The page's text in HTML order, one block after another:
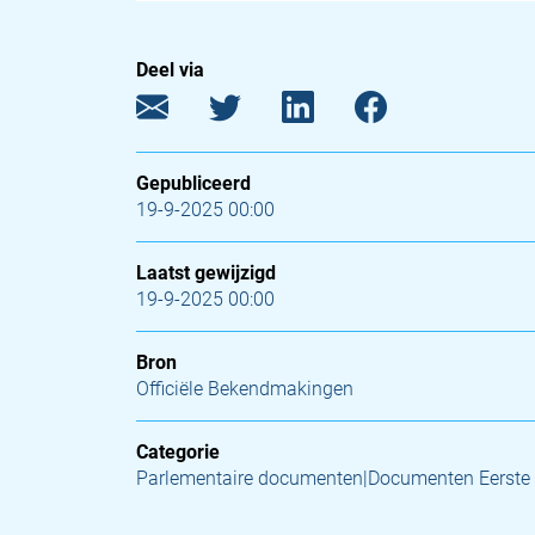
Deel via
Gepubliceerd
19-9-2025 00:00
Laatst gewijzigd
19-9-2025 00:00
Bron
Officiële Bekendmakingen
Categorie
Parlementaire documenten|Documenten Eerste